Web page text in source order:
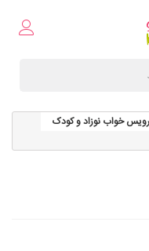
خواب نوزاد و کودک